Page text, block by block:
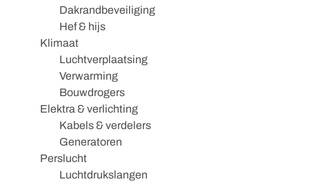
Dakrandbeveiliging
Hef & hijs
Klimaat
Luchtverplaatsing
Verwarming
Bouwdrogers
Elektra & verlichting
Kabels & verdelers
Generatoren
Perslucht
Luchtdrukslangen